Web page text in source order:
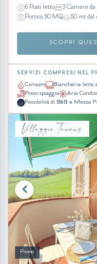
6 Posti letto 3 Camere
Portico 50 MQ
50 mt dal
SCOPRI
SERVIZI COMPRESI NEL
Consumi Biancheria letto
Posto spiaggia
Aria
Possibilità di B&B e Mezza
Villaggio Taunus
Promo